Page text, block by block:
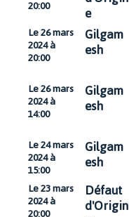
20:00 e
Le 26 mars
2024 à
20:00
Gilgam
esh
Le 26 mars
2024 à
14:00
Gilgam
esh
Le 24 mars
2024 à
15:00
Gilgam
esh
Le 23 mars
2024 à Défaut
d'Origin